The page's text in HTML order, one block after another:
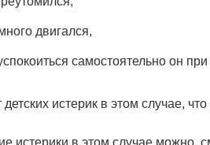
двигался,
самостоятельно он
детских истерик в этом случае,